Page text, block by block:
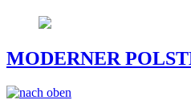
MODERNER